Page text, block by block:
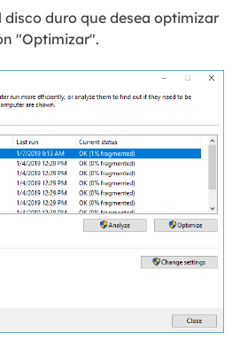
disco duro que desea optimizar
"Optimizar".